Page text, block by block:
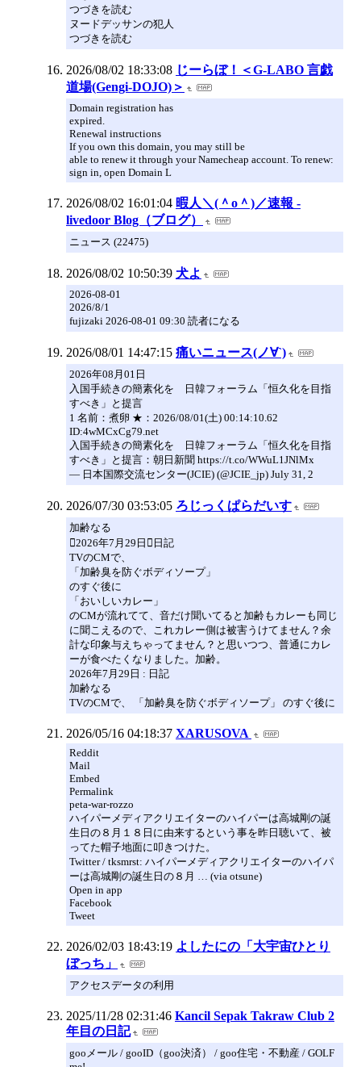
つづきを読む
ヌードデッサンの犯人
つづきを読む
2026/08/02 18:33:08 じーらぼ！＜G-LABO 言戯
道場(Gengi-DOJO)＞
Domain registration has
expired.
Renewal instructions
If you own this domain, you may still be
able to renew it through your Namecheap account. To renew:
sign in, open Domain L
2026/08/02 16:01:04 暇人＼(＾o＾)／速報 -
livedoor Blog（ブログ）
ニュース (22475)
2026/08/02 10:50:39 犬よ
2026-08-01
2026/8/1
fujizaki 2026-08-01 09:30 読者になる
2026/08/01 14:47:15 痛いニュース(ノ∀`)
2026年08月01日
入国手続きの簡素化を 日韓フォーラム「恒久化を目指
すべき」と提言
1 名前：煮卵 ★：2026/08/01(土) 00:14:10.62
ID:4wMCxCg79.net
入国手続きの簡素化を 日韓フォーラム「恒久化を目指
すべき」と提言：朝日新聞 https://t.co/WWuL1JNlMx
— 日本国際交流センター(JCIE) (@JCIE_jp) July 31, 2
2026/07/30 03:53:05 ろじっくぱらだいす
加齢なる
2026年7月29日日記
TVのCMで、
「加齢臭を防ぐボディソープ」
のすぐ後に
「おいしいカレー」
のCMが流れてて、音だけ聞いてると加齢もカレーも同じ
に聞こえるので、これカレー側は被害うけてません？余
計な印象与えちゃってません？と思いつつ、普通にカレ
ーが食べたくなりました。加齢。
2026年7月29日 : 日記
加齢なる
TVのCMで、 「加齢臭を防ぐボディソープ」 のすぐ後に
2026/05/16 04:18:37 XARUSOVA
Reddit
Mail
Embed
Permalink
peta-war-rozzo
ハイパーメディアクリエイターのハイパーは高城剛の誕
生日の８月１８日に由来するという事を昨日聴いて、被
ってた帽子地面に叩きつけた。
Twitter / tksmrst: ハイパーメディアクリエイターのハイパ
ーは高城剛の誕生日の８月 … (via otsune)
Open in app
Facebook
Tweet
2026/02/03 18:43:19 よしたにの「大宇宙ひとり
ぼっち」
アクセスデータの利用
2025/11/28 02:31:46 Kancil Sepak Takraw Club 2
年目の日記
gooメール / gooID（goo決済） / goo住宅・不動産 / GOLF